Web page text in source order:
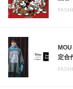
定合